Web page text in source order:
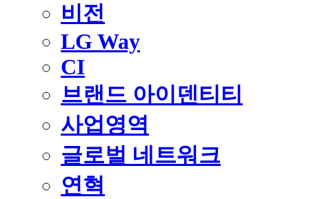
비전
LG Way
CI
브랜드 아이덴티티
사업영역
글로벌 네트워크
연혁